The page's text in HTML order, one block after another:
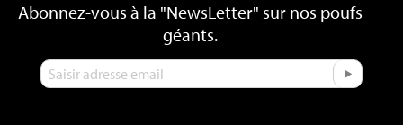
Abonnez-vous à la "NewsLetter" sur nos poufs
géants.